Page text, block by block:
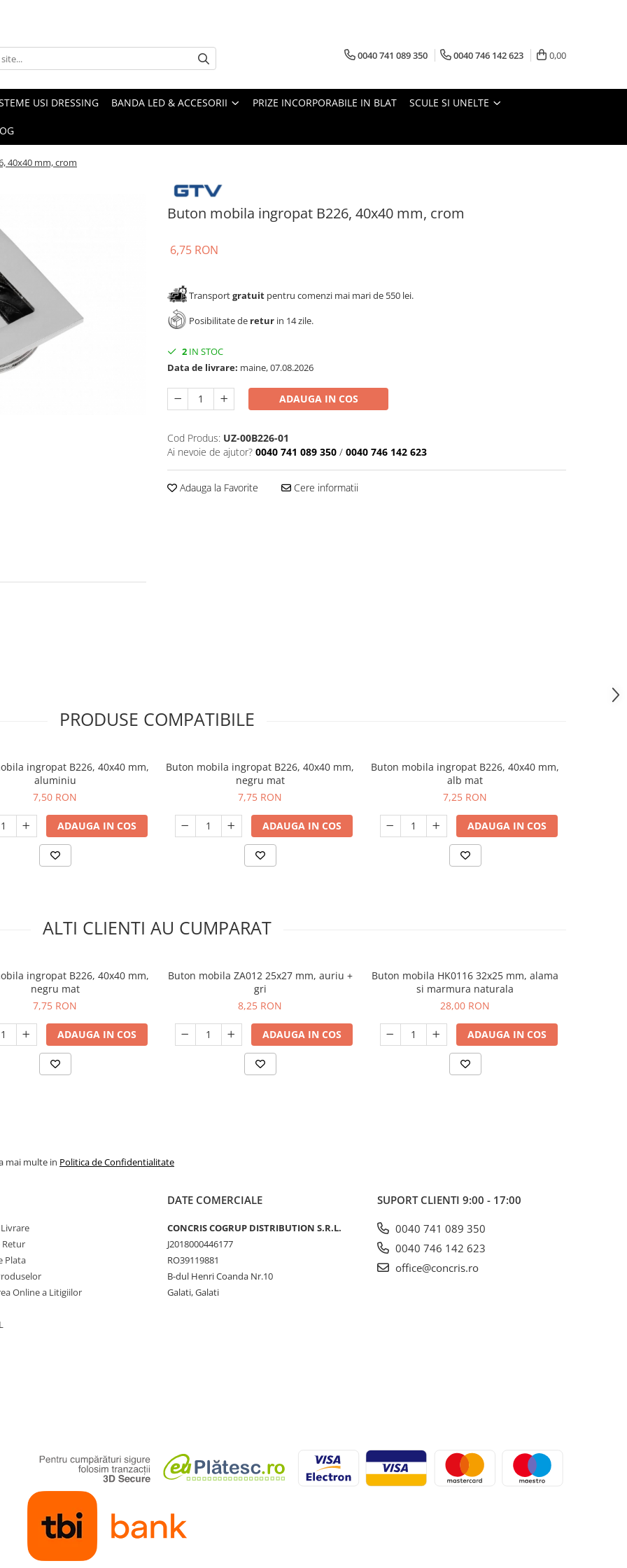
0040 741 089 350 0040 746 142 623 0,00
USI DRESSING BANDA LED & ACCESORII PRIZE INCORPORABILE IN BLAT SCULE SI UNELTE
40x40 mm, crom
Buton mobila ingropat B226, 40x40 mm, crom
6,75 RON
Transportgratuit pentru comenzi mai mari de 550 lei.
Posibilitate de retur in 14 zile.
2 IN STOC
Data de livrare: maine, 07.08.2026
ADAUGA IN COS
Cod Produs: UZ-00B226-01
Ai nevoie de ajutor? 0040 741 089 350 / 0040 746 142 623
Adauga la Favorite Cere informatii
PRODUSE COMPATIBILE
ingropat B226, 40x40 mm,
aluminiu
7,50 RON
ADAUGA IN COS
Buton mobila ingropat B226, 40x40 mm,
negru mat
7,75 RON
ADAUGA IN COS
Buton mobila ingropat B226, 40x40 mm,
alb mat
7,25 RON
ADAUGA IN COS
ALTI CLIENTI AU CUMPARAT
ingropat B226, 40x40 mm,
negru mat
7,75 RON
ADAUGA IN COS
Buton mobila ZA012 25x27 mm, auriu +
gri
8,25 RON
ADAUGA IN COS
Buton mobila HK0116 32x25 mm, alama
si marmura naturala
28,00 RON
ADAUGA IN COS
mai multe in Politica de Confidentialitate
Retur
Plata
Online a Litigiilor
DATE COMERCIALE
CONCRIS COGRUP DISTRIBUTION S.R.L.
J2018000446177
RO39119881
B-dul Henri Coanda Nr.10
Galati, Galati
SUPORT CLIENTI 9:00 - 17:00
0040 741 089 350
0040 746 142 623
office@concris.ro